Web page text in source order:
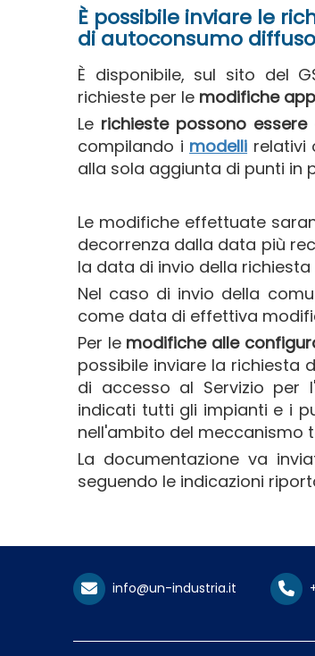
È possibile inviare le
di autoconsumo diffuso
È disponibile, sul sito del
richieste per le modifiche
Le richieste possono
compilando i modelli relativi
alla sola aggiunta di punti in
Le modifiche effettuate
decorrenza dalla data più
la data di invio della
Nel caso di invio della
come data di effettiva
Per le modifiche alle
possibile inviare la richiesta
di accesso al Servizio per
indicati tutti gli impianti e i
nell'ambito del meccanismo
La documentazione va
seguendo le indicazioni
info@un-industria.it